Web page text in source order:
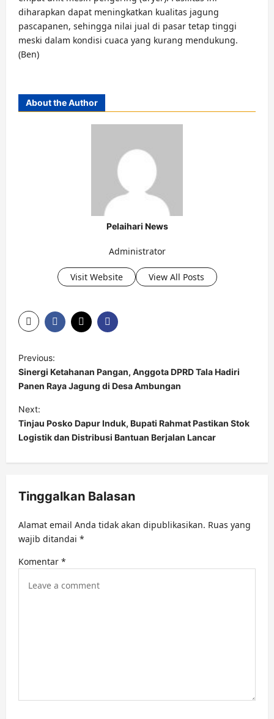
diharapkan dapat meningkatkan kualitas jagung
pascapanen, sehingga nilai jual di pasar tetap tinggi
meski dalam kondisi cuaca yang kurang mendukung.
(Ben)
About the Author
Pelaihari News
Administrator
Visit Website View All Posts
o
s
t
n
a
v
g
a
t
i
Previous:
Sinergi Ketahanan Pangan, Anggota DPRD Tala Hadiri
Panen Raya Jagung di Desa Ambungan
Next:
Tinjau Posko Dapur Induk, Bupati Rahmat Pastikan Stok
Logistik dan Distribusi Bantuan Berjalan Lancar
Tinggalkan Balasan
Alamat email Anda tidak akan dipublikasikan. Ruas yang
wajib ditandai *
Komentar *